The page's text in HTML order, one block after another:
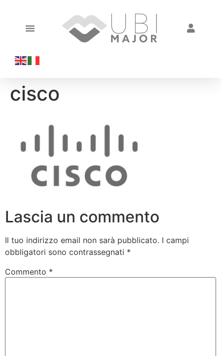
cisco
Lascia un commento
Il tuo indirizzo email non sarà pubblicato. I campi
obbligatori sono contrassegnati *
Commento *